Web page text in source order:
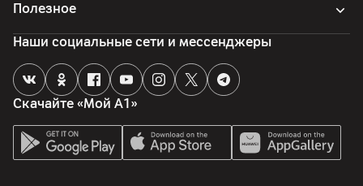
Полезное
Скачайте «Мой А1»
Наши социальные сети и мессенджеры